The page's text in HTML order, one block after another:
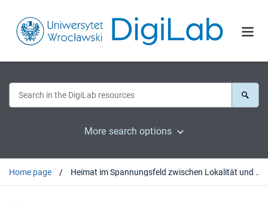
More search options
Home page Heimat im Spannungsfeld zwischen Lokalität und globaler Herausforderung : zum Heimatverständnis in der Schweiz anhand von ausgewählten Beispielen